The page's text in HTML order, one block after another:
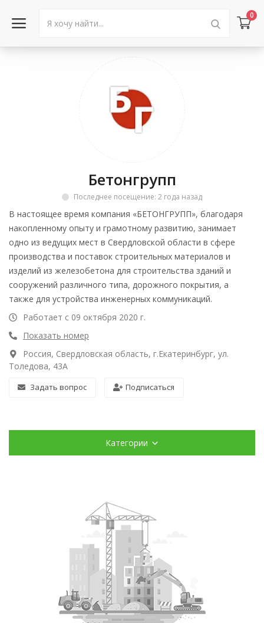
0
Объявления
Город: Колумбус
Бетонгрупп
Последнее посещение: 2 года назад
В настоящее время компания «БЕТОНГРУПП», благодаря
накопленному опыту и грамотному развитию, занимает
одно из ведущих мест в Свердловской области в сфере
производства и поставок строительных материалов и
изделий из железобетона для строительства зданий и
сооружений различного типа, дорожного покрытия, а
также для устройства инженерных коммуникаций.
Работает с 09 октября 2020 г.
Показать номер
Россия, Свердловская область, г.Екатеринбург, ул.
Толедова, 43А
Задать вопрос Подписаться
Категории